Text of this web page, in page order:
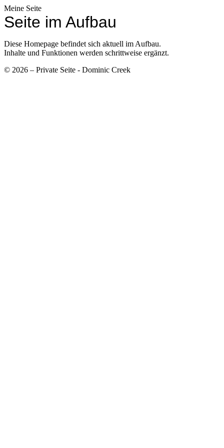
Meine Seite
Seite im Aufbau
Diese Homepage befindet sich aktuell im Aufbau.
Inhalte und Funktionen werden schrittweise ergänzt.
© 2026 – Private Seite - Dominic Creek